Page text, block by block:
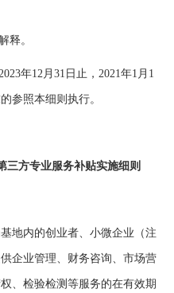
释。
年12月31日止，2021年1月1
参照本细则执行。
方专业服务补贴实施细则
内的创业者、小微企业（注
企业管理、财务咨询、市场营
、检验检测等服务的在有效期